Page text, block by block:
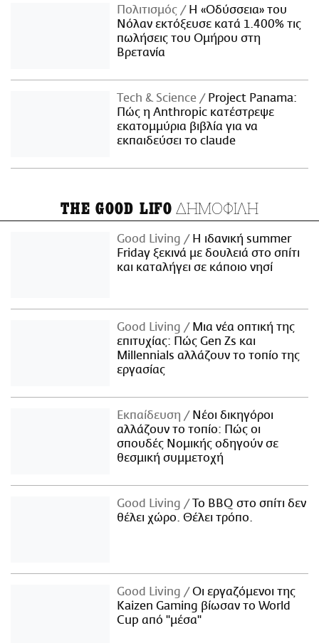
Πολιτισμός
Η «Οδύσσεια» του
Νόλαν εκτόξευσε κατά 1.400% τις
πωλήσεις του Ομήρου στη
Βρετανία
Τech & Science
Project Panama:
Πώς η Anthropic κατέστρεψε
εκατομμύρια βιβλία για να
εκπαιδεύσει το claude
THE GOOD LIFO ΔΗΜΟΦΙΛΗ
Good Living
Η ιδανική summer
Friday ξεκινά με δουλειά στο σπίτι
και καταλήγει σε κάποιο νησί
Good Living
Μια νέα οπτική της
επιτυχίας: Πώς Gen Zs και
Millennials αλλάζουν το τοπίο της
εργασίας
Εκπαίδευση
Νέοι δικηγόροι
αλλάζουν το τοπίο: Πώς οι
σπουδές Νομικής οδηγούν σε
θεσμική συμμετοχή
Good Living
Το BBQ στο σπίτι δεν
θέλει χώρο. Θέλει τρόπο.
Good Living
Οι εργαζόμενοι της
Kaizen Gaming βίωσαν το World
Cup από "μέσα"